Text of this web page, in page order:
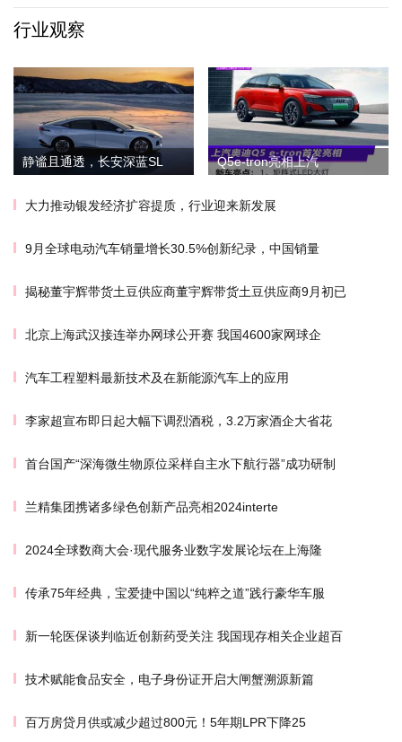
行业观察
静谧且通透，长安深蓝SL Q5e-tron亮相上汽
大力推动银发经济扩容提质，行业迎来新发展
9月全球电动汽车销量增长30.5%创新纪录，中国销量
揭秘董宇辉带货土豆供应商董宇辉带货土豆供应商9月初已
北京上海武汉接连举办网球公开赛 我国4600家网球企
汽车工程塑料最新技术及在新能源汽车上的应用
李家超宣布即日起大幅下调烈酒税，3.2万家酒企大省花
首台国产“深海微生物原位采样自主水下航行器”成功研制
兰精集团携诸多绿色创新产品亮相2024interte
2024全球数商大会·现代服务业数字发展论坛在上海隆
传承75年经典，宝爱捷中国以“纯粹之道”践行豪华车服
新一轮医保谈判临近创新药受关注 我国现存相关企业超百
技术赋能食品安全，电子身份证开启大闸蟹溯源新篇
百万房贷月供或减少超过800元！5年期LPR下降25